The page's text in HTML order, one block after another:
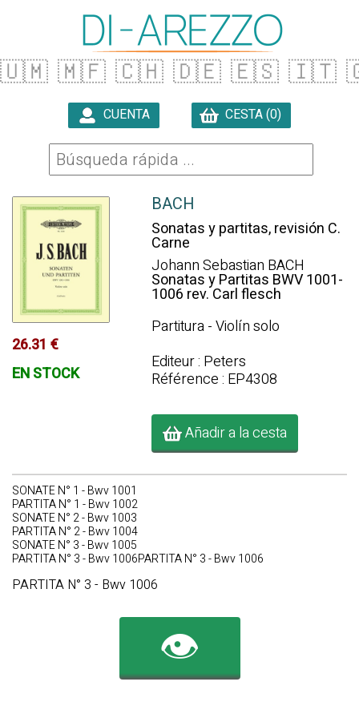
🇺🇲 🇲🇫 🇨🇭 🇩🇪 🇪🇸 🇮🇹
CUENTA CESTA (0)
26.31 €
EN STOCK
BACH
Sonatas y partitas, revisión C.
Carne
Johann Sebastian BACH
Sonatas y Partitas BWV 1001-
1006 rev. Carl flesch
Partitura - Violín solo
Editeur : Peters
Référence : EP4308
Añadir a la cesta
SONATE N° 1 - Bwv 1001
PARTITA N° 1 - Bwv 1002
SONATE N° 2 - Bwv 1003
PARTITA N° 2 - Bwv 1004
SONATE N° 3 - Bwv 1005
PARTITA N° 3 - Bwv 1006PARTITA N° 3 - Bwv 1006
PARTITA N° 3 - Bwv 1006
👁️